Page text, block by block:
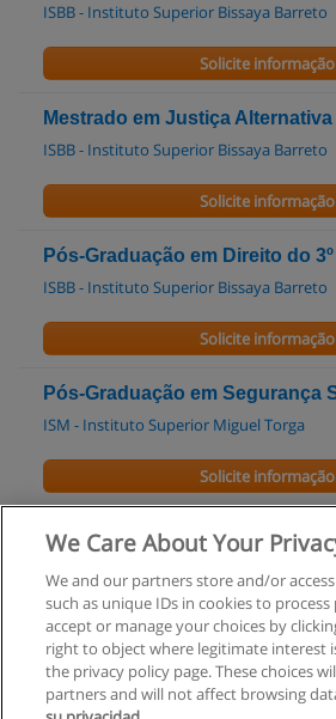
ISBB - Instituto Superior Bissaya Barreto
Solicite informação
Mestrado em Justiça Alternativa
ISBB - Instituto Superior Bissaya Barreto
Solicite informação
Pós-Graduação em Direito do
ISBB - Instituto Superior Bissaya Barreto
Solicite informação
Pós-Graduação em Segurança
ISM - Instituto Superior Miguel Torga
Solicite informação
Mestrado em Direito das
Solicite informação
We Care About Your
We and our partners store and/or
such as unique IDs in cookies to
accept or manage your choices by
right to object where legitimate interest
the privacy policy page. These choices
partners and will not affect browsing